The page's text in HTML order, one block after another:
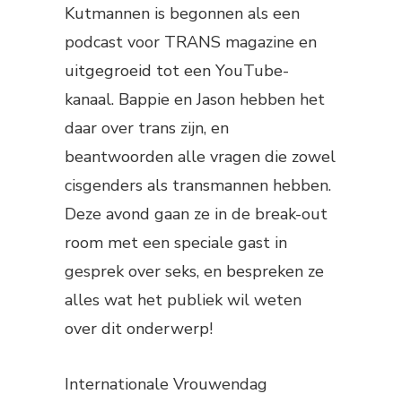
Kutmannen is begonnen als een
podcast voor TRANS magazine en
uitgegroeid tot een YouTube-
kanaal. Bappie en Jason hebben het
daar over trans zijn, en
beantwoorden alle vragen die zowel
cisgenders als transmannen hebben.
Deze avond gaan ze in de break-out
room met een speciale gast in
gesprek over seks, en bespreken ze
alles wat het publiek wil weten
over dit onderwerp!
Internationale Vrouwendag